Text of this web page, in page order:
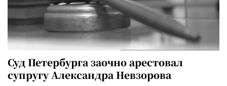
Суд Петербурга заочно арестовал
супругу Александра Невзорова